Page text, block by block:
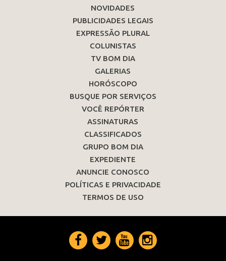
NOVIDADES
PUBLICIDADES LEGAIS
EXPRESSÃO PLURAL
COLUNISTAS
TV BOM DIA
GALERIAS
HORÓSCOPO
BUSQUE POR SERVIÇOS
VOCÊ REPÓRTER
ASSINATURAS
CLASSIFICADOS
GRUPO BOM DIA
EXPEDIENTE
ANUNCIE CONOSCO
POLÍTICAS E PRIVACIDADE
TERMOS DE USO